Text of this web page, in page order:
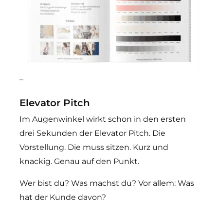
–
Elevator Pitch
Im Augenwinkel wirkt schon in den ersten
drei Sekunden der Elevator Pitch. Die
Vorstellung. Die muss sitzen. Kurz und
knackig. Genau auf den Punkt.
Wer bist du? Was machst du? Vor allem: Was
hat der Kunde davon?